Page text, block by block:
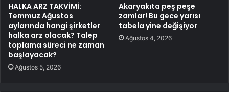
HALKA ARZ TAKVİMİ:
Temmuz Ağustos
aylarında hangi şirketler
halka arz olacak? Talep
toplama süreci ne zaman
başlayacak?
Ağustos 5, 2026
Akaryakıta peş peşe
zamlar! Bu gece yarısı
tabela yine değişiyor
Ağustos 4, 2026